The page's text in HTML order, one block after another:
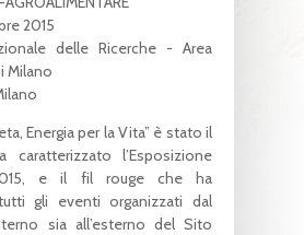
2015
delle Ricerche - Area
Milano
Energia per la Vita” è stato il
l’Esposizione
e il fil rouge che ha
gli eventi organizzati dal
sia all’esterno del Sito